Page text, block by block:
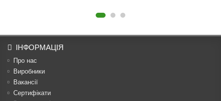
ІНФОРМАЦІЯ
Про нас
Виробники
Вакансії
Сертифікати